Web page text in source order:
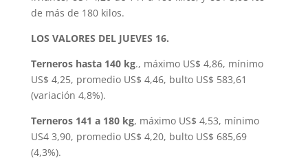
de más de 180 kilos.
LOS VALORES DEL JUEVES 16.
Terneros hasta 140 kg., máximo US$ 4,86, mínimo
US$ 4,25, promedio US$ 4,46, bulto US$ 583,61
(variación 4,8%).
Terneros 141 a 180 kg, máximo US$ 4,53, mínimo
US4 3,90, promedio US$ 4,20, bulto US$ 685,69
(4,3%).